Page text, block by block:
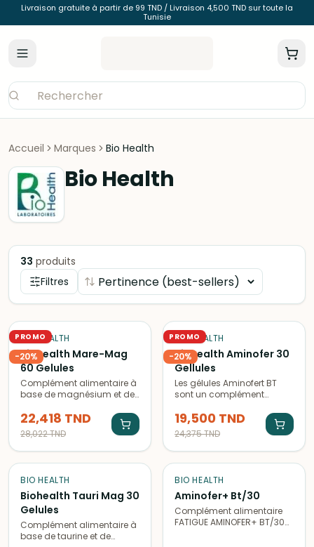
Livraison gratuite à partir de 99 TND / Livraison 4,500 TND sur toute la
Tunisie
Accueil Marques Bio Health
Bio Health
33 produits
Filtres
PROMO
-20%
BIO HEALTH
Biohealth Mare-Mag
60 Gelules
Complément alimentaire à
base de magnésium et de
relaxation et l'équilibre
émotionnel. Idéal pour
apaiser l'anxiété et le stress.
22,418 TND
28,022TND
PROMO
-20%
BIO HEALTH
Biohealth Aminofer 30
Gellules
Les gélules Aminofert BT
sont un complément
vitamines essentielles pour
améliorer la santé et le
bien-être.
19,500 TND
24,375TND
BIO HEALTH
Biohealth Tauri Mag 30
Gelules
Complément alimentaire à
base de taurine et de
BIO HEALTH
Aminofer+ Bt/30
Complément alimentaire
FATIGUE AMINOFER+ BT/30